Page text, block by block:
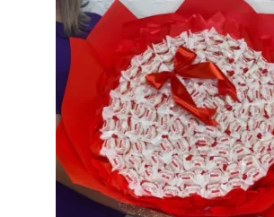
Slatkiši
Tartufi
Terms Conditions
Uredjenje doma